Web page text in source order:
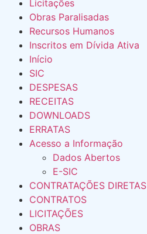
Licitações
Obras Paralisadas
Recursos Humanos
Inscritos em Dívida Ativa
Início
SIC
DESPESAS
RECEITAS
DOWNLOADS
ERRATAS
Acesso a Informação
Dados Abertos
E-SIC
CONTRATAÇÕES DIRETAS
CONTRATOS
LICITAÇÕES
OBRAS